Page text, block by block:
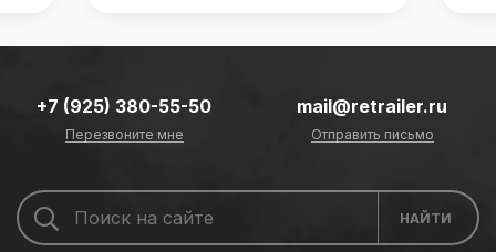
+7 (925) 380-55-50
Перезвоните мне
mail@retrailer.ru
Отправить письмо